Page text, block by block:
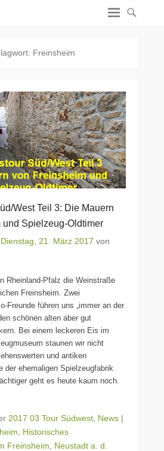
Freinsheim
West Teil 3: Die Mauern
Spielzeug-Oldtimer
Dienstag, 21. März 2017 von
Rheinland-Pfalz die Weinstraße
Freinsheim. Zwei
Freunde führen uns „immer an der
schönen alten aber gut
Bei einem leckeren Eis im
staunen wir nicht
und antiken
der ehemaligen Spielzeugfabrik
geht es heute kaum noch.
2017 03 Tour Südwest News |
Historisches
Freinsheim
Neustadt a. d.